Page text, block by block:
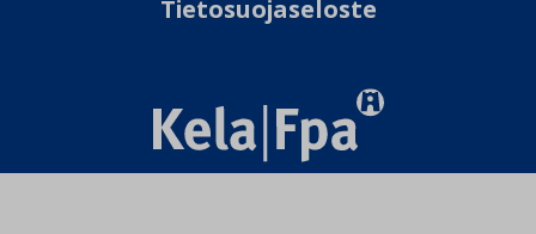
Tietosuojaseloste